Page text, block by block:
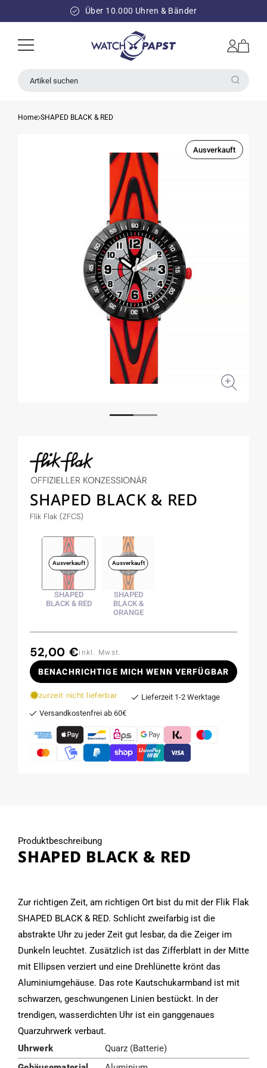
INHALT
Über 10.000 Uhren & Bänder
Einloggen
Warenkorb
Artikel suchen
Home SHAPED BLACK & RED
Ausverkauft
SHAPED BLACK & RED
Flik Flak (ZFCS)
Ausverkauft
SHAPED
BLACK & RED
Ausverkauft
SHAPED
BLACK &
ORANGE
Normaler
Preis
52,00 €inkl. Mwst.
BENACHRICHTIGE MICH WENN VERFÜGBAR
zurzeit nicht lieferbar
Lieferzeit 1-2 Werktage
Versandkostenfrei ab 60€
Produktbeschreibung
SHAPED BLACK & RED
Zur richtigen Zeit, am richtigen Ort bist du mit der Flik Flak
SHAPED BLACK & RED. Schlicht zweifarbig ist die
abstrakte Uhr zu jeder Zeit gut lesbar, da die Zeiger im
Dunkeln leuchtet. Zusätzlich ist das Zifferblatt in der Mitte
mit Ellipsen verziert und eine Drehlünette krönt das
Aluminiumgehäuse. Das rote Kautschukarmband ist mit
schwarzen, geschwungenen Linien bestückt. In der
trendigen, wasserdichten Uhr ist ein ganggenaues
Quarzuhrwerk verbaut.
Uhrwerk
Quarz (Batterie)